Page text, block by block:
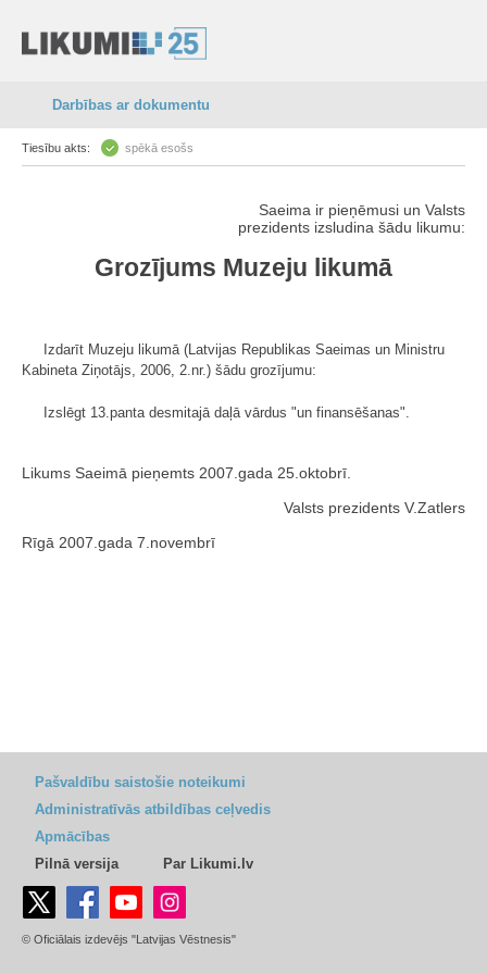
Darbības ar dokumentu
Tiesību akts: spēkā esošs
Saeima ir pieņēmusi un Valsts
prezidents izsludina šādu likumu:
Grozījums Muzeju likumā
Izdarīt Muzeju likumā (Latvijas Republikas Saeimas un Ministru
Kabineta Ziņotājs, 2006, 2.nr.) šādu grozījumu:
Izslēgt 13.panta desmitajā daļā vārdus "un finansēšanas".
Likums Saeimā pieņemts 2007.gada 25.oktobrī.
Valsts prezidents V.Zatlers
Rīgā 2007.gada 7.novembrī
Pašvaldību saistošie noteikumi
Administratīvās atbildības ceļvedis
Apmācības
Pilnā versija
Par Likumi.lv
© Oficiālais izdevējs "Latvijas Vēstnesis"